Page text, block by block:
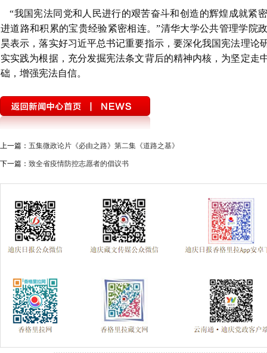
“我国宪法同党和人民进行的艰苦奋斗和创造的辉煌成就紧
进道路和积累的宝贵经验紧密相连。”清华大学公共管理学院
昊表示，落实好习近平总书记重要指示，要深化我国宪法理论
实实践为根据，充分发掘宪法条文背后的精神内核，为坚定走
础，增强宪法自信。
上一篇： 五集微政论片《必由之路》第二集《道路之基》
下一篇： 致全省疫情防控志愿者的倡议书